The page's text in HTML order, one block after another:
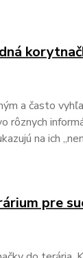
a často
rôznych
na ich
pre